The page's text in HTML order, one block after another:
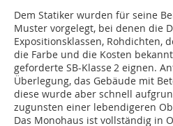
Dem Statiker wurden für seine
Muster vorgelegt, bei denen die
Expositionsklassen, Rohdichten,
die Farbe und die Kosten
geforderte SB-Klasse 2 eignen.
Überlegung, das Gebäude mit
diese wurde aber schnell
zugunsten einer lebendigeren
Das Monohaus ist vollständig in